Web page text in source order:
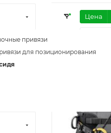
Цена
привязи
для позиционирования